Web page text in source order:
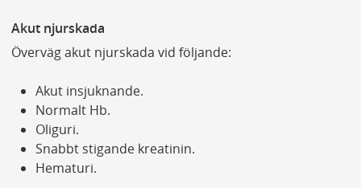
Akut njurskada
Överväg akut njurskada vid följande:
Akut insjuknande.
Normalt Hb.
Oliguri.
Snabbt stigande kreatinin.
Hematuri.